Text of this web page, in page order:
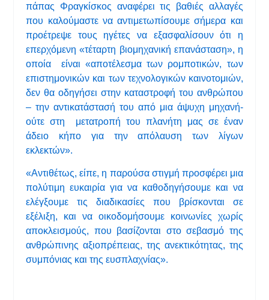
πάπας Φραγκίσκος αναφέρει τις βαθιές αλλαγές
που καλούμαστε να αντιμετωπίσουμε σήμερα και
προέτρεψε τους ηγέτες να εξασφαλίσουν ότι η
επερχόμενη «τέταρτη βιομηχανική επανάσταση», η
οποία είναι «αποτέλεσμα των ρομποτικών, των
επιστημονικών και των τεχνολογικών καινοτομιών,
δεν θα οδηγήσει στην καταστροφή του ανθρώπου
– την αντικατάστασή του από μια άψυχη μηχανή-
ούτε στη μετατροπή του πλανήτη μας σε έναν
άδειο κήπο για την απόλαυση των λίγων
εκλεκτών».
«Αντιθέτως, είπε, η παρούσα στιγμή προσφέρει μια
πολύτιμη ευκαιρία για να καθοδηγήσουμε και να
ελέγξουμε τις διαδικασίες που βρίσκονται σε
εξέλιξη, και να οικοδομήσουμε κοινωνίες χωρίς
αποκλεισμούς, που βασίζονται στο σεβασμό της
ανθρώπινης αξιοπρέπειας, της ανεκτικότητας, της
συμπόνιας και της ευσπλαχνίας».